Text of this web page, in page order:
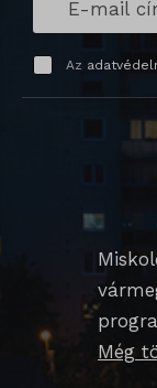
Az
Még
_qimei_fingerprint
_qimei_i_3
_qimei_uuid42
chatbase_anon_id
cookieyes-consent
i18next